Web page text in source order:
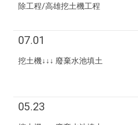
除工程/高雄挖土機工程
07.01
挖土機↓↓↓ 廢棄水池填土
05.23